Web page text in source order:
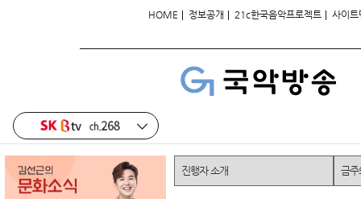
HOME | 정보공개 | 21c한국음악프로젝트 | 사이트
진행자 소개 금주